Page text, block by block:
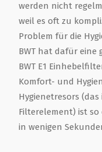
werden nicht
weil es oft zu
Problem für die
BWT hat dafür eine
BWT E1
Komfort- und
Hygienetresors
Filterelement) ist so
in wenigen